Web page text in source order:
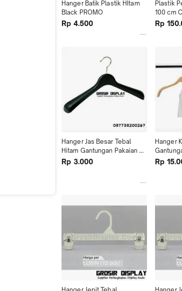
Hanger Batik Plastik HItam
Black PROMO
Rp 4.500
Plastik
100 cm
Kaos
Rp
Hanger Jas Besar Tebal
Hitam Gantungan Pakaian
Hanger Jaket Murah
Rp 3.000
Hanger
Warna
Rp